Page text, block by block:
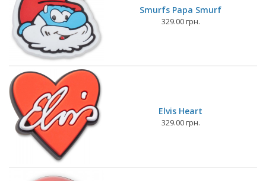
Smurfs Papa Smurf
329.00 грн.
Elvis Heart
329.00 грн.